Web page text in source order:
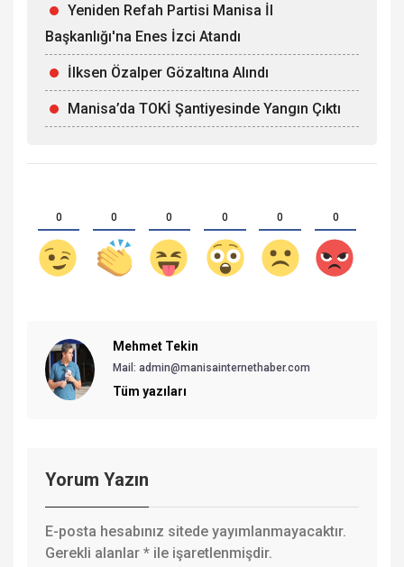
Yeniden Refah Partisi Manisa İl
Başkanlığı'na Enes İzci Atandı
İlksen Özalper Gözaltına Alındı
Manisa’da TOKİ Şantiyesinde Yangın Çıktı
0 0 0 0 0 0
Mehmet Tekin
Mail: admin@manisainternethaber.com
Tüm yazıları
Yorum Yazın
E-posta hesabınız sitede yayımlanmayacaktır.
Gerekli alanlar * ile işaretlenmişdir.